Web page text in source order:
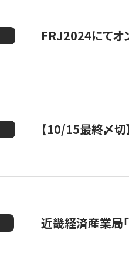
FRJ2024にてオ
【10/15最終〆
近畿経済産業局